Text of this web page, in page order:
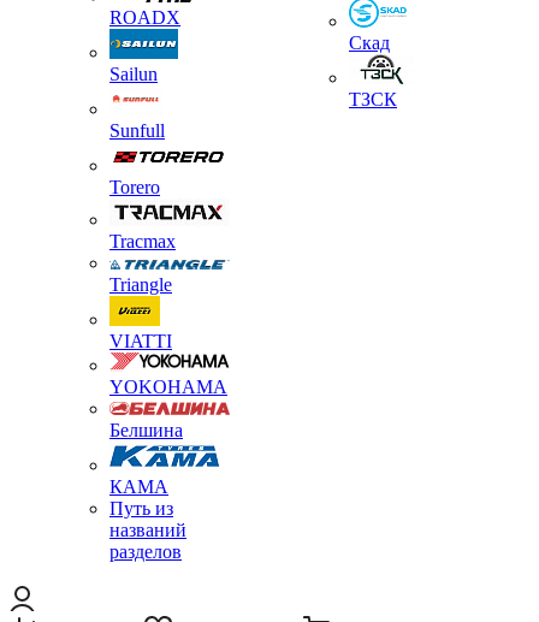
ROADX
Sailun
Sunfull
Torero
Tracmax
Triangle
VIATTI
YOKOHAMA
Белшина
КАМА
Путь из
названий
разделов
Скад
ТЗСК